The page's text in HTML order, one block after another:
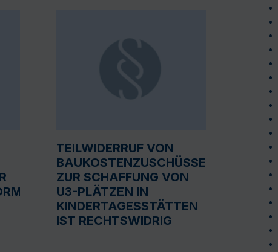
TEILWIDERRUF VON
BAUKOSTENZUSCHÜSSEN
ZUR SCHAFFUNG VON
U3-PLÄTZEN IN
KINDERTAGESSTÄTTEN
IST RECHTSWIDRIG